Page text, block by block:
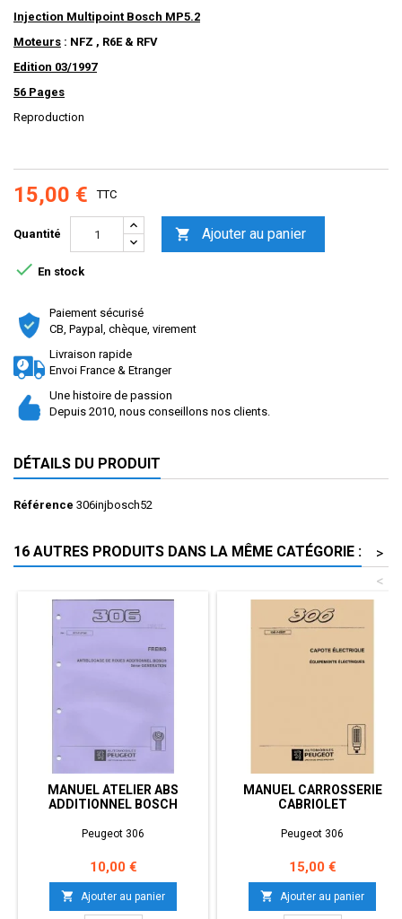
Injection Multipoint Bosch MP5.2
Moteurs : NFZ , R6E & RFV
Edition 03/1997
56 Pages
Reproduction
15,00 € TTC
Quantité  Ajouter au panier
 En stock
Paiement sécurisé
CB, Paypal, chèque, virement
Livraison rapide
Envoi France & Etranger
Une histoire de passion
Depuis 2010, nous conseillons nos clients.
DÉTAILS DU PRODUIT
Référence 306injbosch52
16 AUTRES PRODUITS DANS LA MÊME CATÉGORIE :
>
<
MANUEL ATELIER ABS
ADDITIONNEL BOSCH
Peugeot 306
Prix
10,00 €
 Ajouter au panier
MANUEL CARROSSERIE
CABRIOLET
Peugeot 306
Prix
15,00 €
 Ajouter au panier